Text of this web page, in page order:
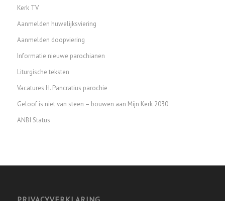
Kerk TV
Aanmelden huwelijksviering
Aanmelden doopviering
Informatie nieuwe parochianen
Liturgische teksten
Vacatures H. Pancratius parochie
Geloof is niet van steen – bouwen aan Mijn Kerk 2030
ANBI Status